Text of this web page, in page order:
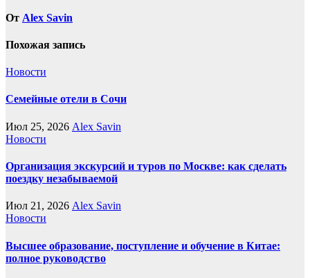
От Alex Savin
Похожая запись
Новости
Семейные отели в Сочи
Июл 25, 2026 Alex Savin
Новости
Организация экскурсий и туров по Москве: как сделать
поездку незабываемой
Июл 21, 2026 Alex Savin
Новости
Высшее образование, поступление и обучение в Китае:
полное руководство